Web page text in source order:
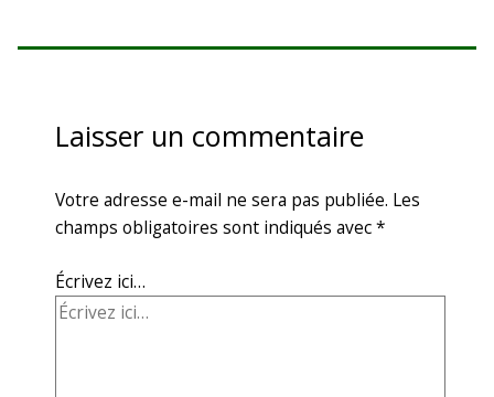
Laisser un commentaire
Votre adresse e-mail ne sera pas publiée. Les
champs obligatoires sont indiqués avec*
Écrivez ici…